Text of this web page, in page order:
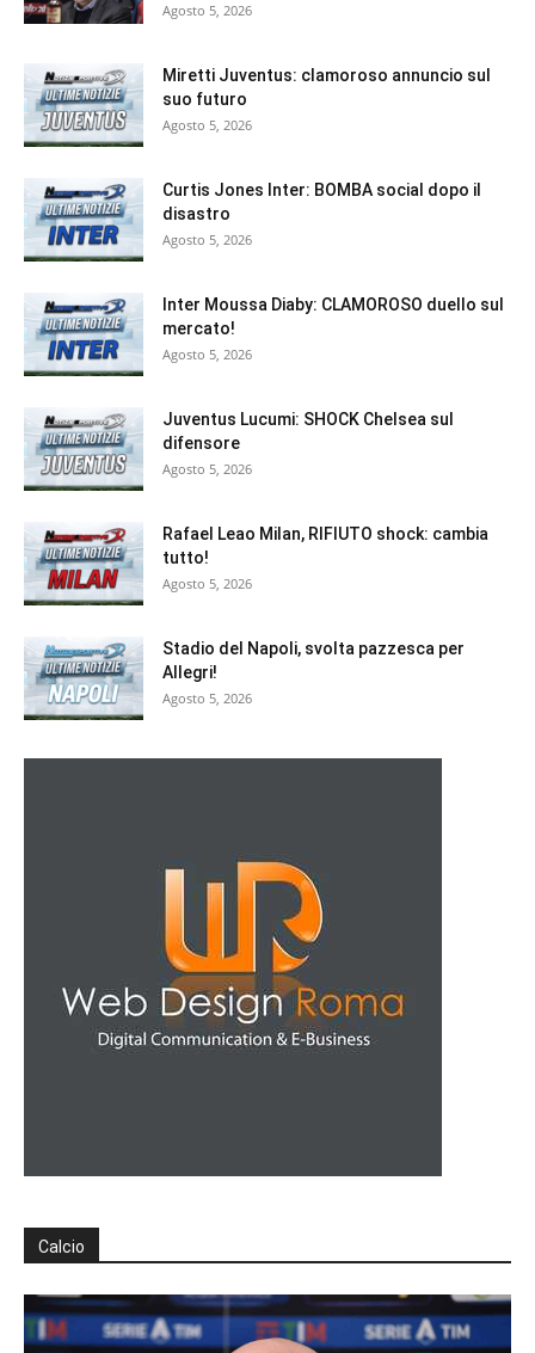
Agosto 5, 2026
Miretti Juventus: clamoroso annuncio sul
suo futuro
Agosto 5, 2026
Curtis Jones Inter: BOMBA social dopo il
disastro
Agosto 5, 2026
Inter Moussa Diaby: CLAMOROSO duello sul
mercato!
Agosto 5, 2026
Juventus Lucumi: SHOCK Chelsea sul
difensore
Agosto 5, 2026
Rafael Leao Milan, RIFIUTO shock: cambia
tutto!
Agosto 5, 2026
Stadio del Napoli, svolta pazzesca per
Allegri!
Agosto 5, 2026
Calcio